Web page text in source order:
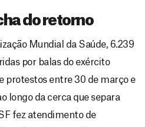
do retorno
Mundial da Saúde, 6.239
por balas do exército
protestos entre 30 de março e
longo da cerca que separa
fez atendimento de